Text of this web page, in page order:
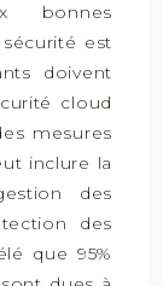
bonnes
est
doivent
cloud
mesures
inclure la
des
des
que 95%